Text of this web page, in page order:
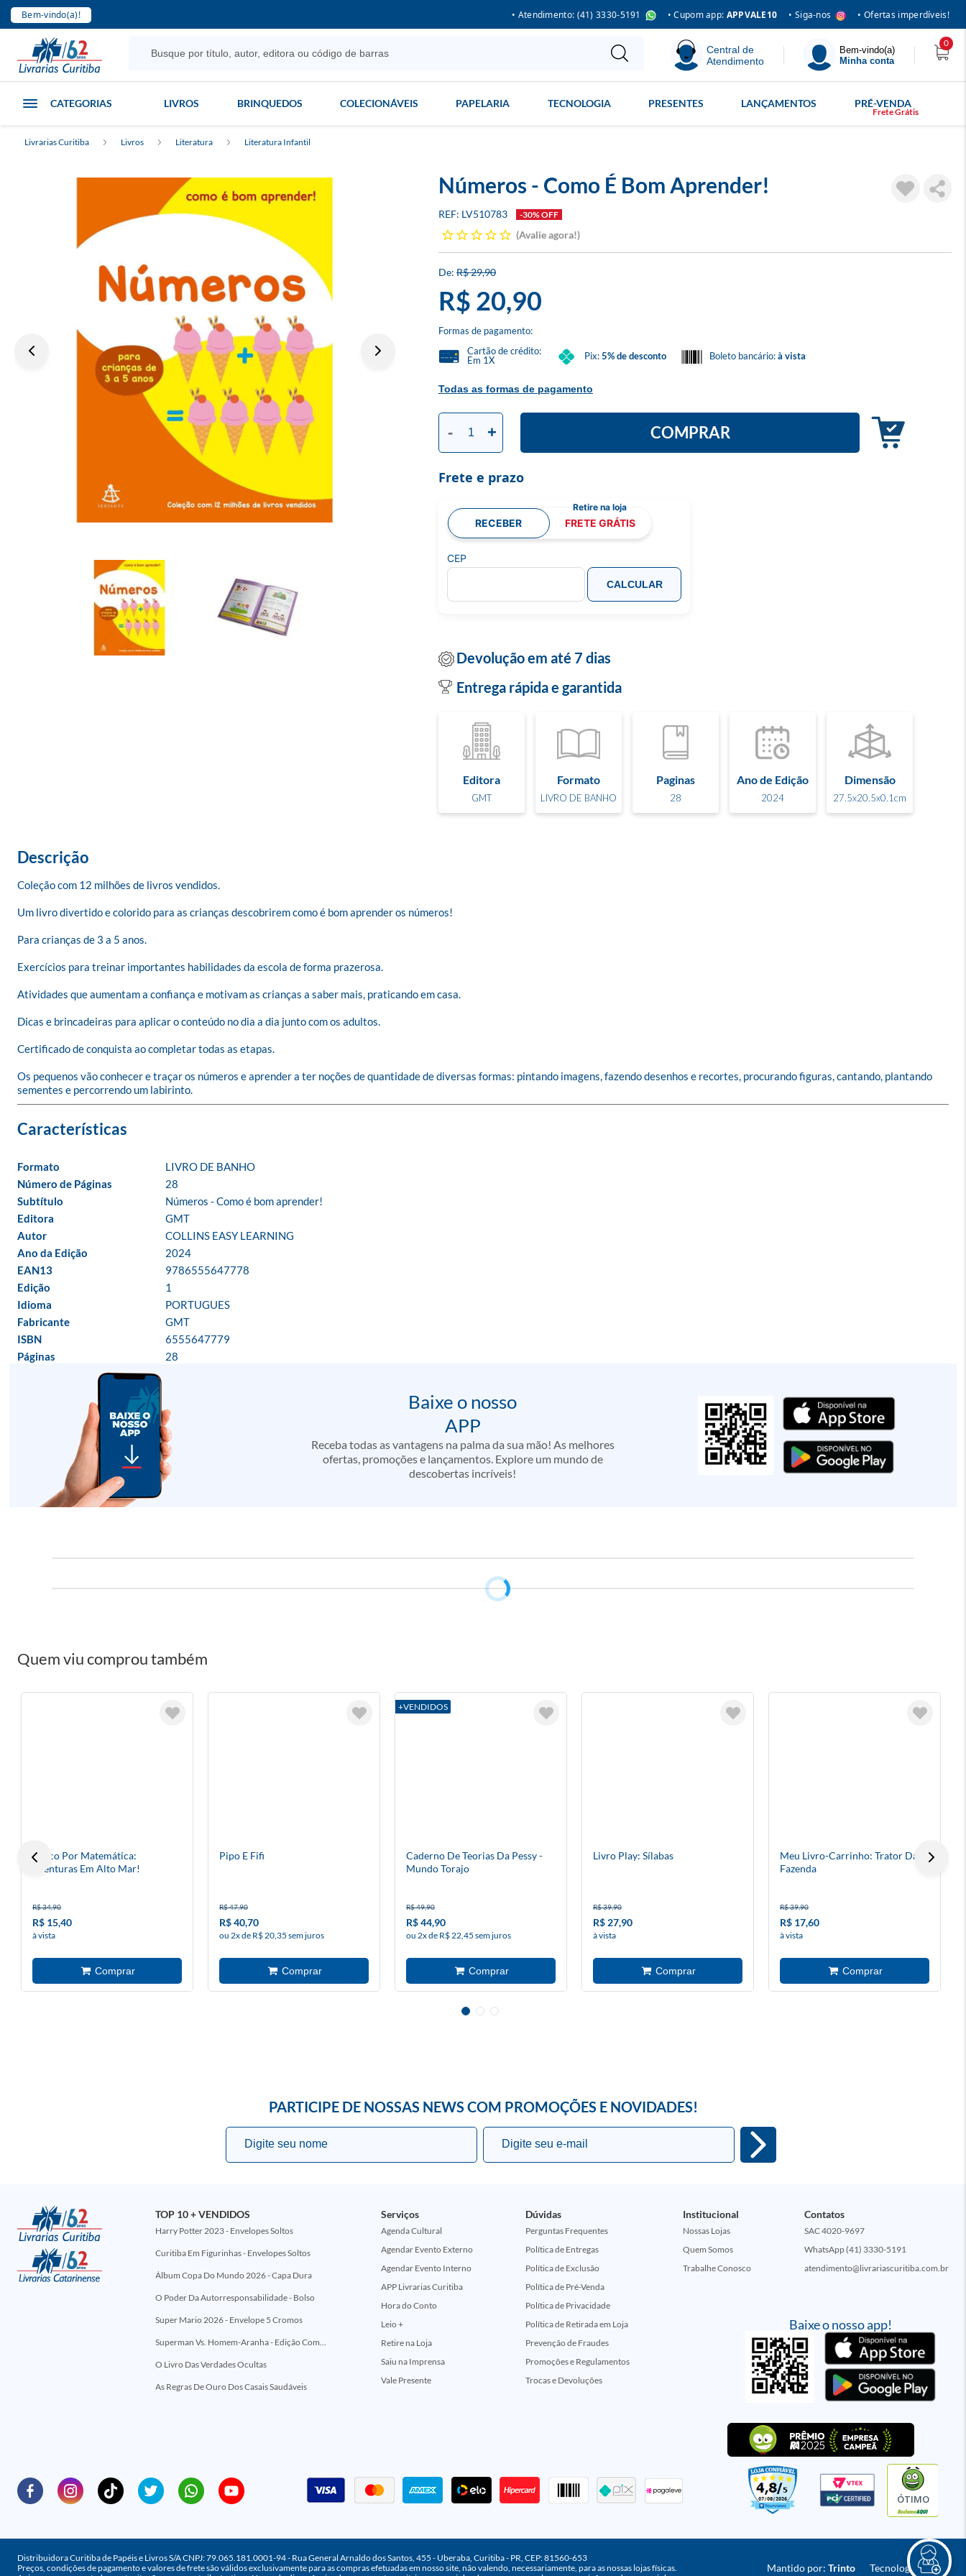
Bem-vindo(a)! • Atendimento: (41) 3330-5191 • Cupom app: APPVALE10 • Siga-nos • Ofertas imperdíveis!
Central de
Atendimento
Bem-vindo(a)
Minha conta
0
CATEGORIAS LIVROS BRINQUEDOS COLECIONÁVEIS PAPELARIA TECNOLOGIA PRESENTES LANÇAMENTOS PRÉ-VENDA
Livrarias Curitiba Livros Literatura Literatura Infantil
Números - Como É Bom Aprender!
LV510783 -30% OFF
Avalie agora!
R$ 29,90
R$ 20,90
Formas de pagamento:
Todas as formas de pagamento
Cartão de crédito:
Em 1X
Pix:5% de desconto Boleto bancário:à vista
- + COMPRAR
Frete e prazo
RECEBER FRETE GRÁTIS
CEP
CALCULAR
Devolução em até 7 dias
Entrega rápida e garantida
Editora
GMT
Formato
LIVRO DE BANHO
Paginas
28
Ano de Edição
2024
Dimensão
27.5x20.5x0.1cm
Descrição
Coleção com 12 milhões de livros vendidos.
Um livro divertido e colorido para as crianças descobrirem como é bom aprender os números!
Para crianças de 3 a 5 anos.
Exercícios para treinar importantes habilidades da escola de forma prazerosa.
Atividades que aumentam a confiança e motivam as crianças a saber mais, praticando em casa.
Dicas e brincadeiras para aplicar o conteúdo no dia a dia junto com os adultos.
Certificado de conquista ao completar todas as etapas.
Os pequenos vão conhecer e traçar os números e aprender a ter noções de quantidade de diversas formas: pintando imagens, fazendo desenhos e recortes, procurando figuras, cantando, plantando
sementes e percorrendo um labirinto.
Formato
LIVRO DE BANHO
Número de Páginas
28
Subtítulo
Números - Como é bom aprender!
Editora
GMT
Autor
COLLINS EASY LEARNING
Ano da Edição
2024
EAN13
9786555647778
Edição
1
Idioma
PORTUGUES
Fabricante
GMT
ISBN
6555647779
Páginas
28
Baixe o nosso
APP
Receba todas as vantagens na palma da sua mão! As melhores
ofertas, promoções e lançamentos. Explore um mundo de
descobertas incríveis!
Quem viu comprou também
Louco Por Matemática:
Aventuras Em Alto Mar!
R$ 34,90
R$ 15,40
à vista
Pipo E Fifi
R$ 47,90
R$ 40,70
ou 2x de R$ 20,35 sem juros
+VENDIDOS
Caderno De Teorias Da Pessy -
Mundo Torajo
R$ 49,90
R$ 44,90
ou 2x de R$ 22,45 sem juros
Livro Play: Sílabas
R$ 39,90
R$ 27,90
à vista
Meu Livro-Carrinho: Trator Da
Fazenda
R$ 39,90
R$ 17,60
à vista
PARTICIPE DE NOSSAS NEWS COM PROMOÇÕES E NOVIDADES!
Baixe o nosso app!
TOP 10 + VENDIDOS
Harry Potter 2023 - Envelopes Soltos
Curitiba Em Figurinhas - Envelopes Soltos
Álbum Copa Do Mundo 2026 - Capa Dura
O Poder Da Autorresponsabilidade - Bolso
Super Mario 2026 - Envelope 5 Cromos
Superman Vs. Homem-Aranha - Edição Comemorativa 50 Anos (Encontros Clássicos Dc E Marvel)
O Livro Das Verdades Ocultas
As Regras De Ouro Dos Casais Saudáveis
Serviços
Agenda Cultural
Agendar Evento Externo
Agendar Evento Interno
APP Livrarias Curitiba
Hora do Conto
Leio +
Retire na Loja
Saiu na Imprensa
Vale Presente
Dúvidas
Perguntas Frequentes
Política de Entregas
Política de Exclusão
Política de Pré-Venda
Política de Privacidade
Política de Retirada em Loja
Prevenção de Fraudes
Promoções e Regulamentos
Trocas e Devoluções
Institucional
Nossas Lojas
Quem Somos
Trabalhe Conosco
Contatos
SAC 4020-9697
WhatsApp (41) 3330-5191
atendimento@livrariascuritiba.com.br
ÓTIMO
Distribuidora Curitiba de Papéis e Livros S/A CNPJ: 79.065.181.0001-94 - Rua General Arnaldo dos Santos, 455 - Uberaba, Curitiba - PR, CEP: 81560-653
Preços, condições de pagamento e valores de frete são válidos exclusivamente para as compras efetuadas em nosso site, não valendo, necessariamente, para as nossas lojas físicas.
Mantido por: Trinto Tecnologia:VTEX